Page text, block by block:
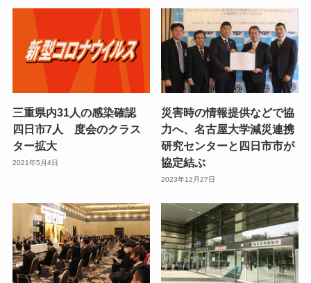
三重県内31人の感染確認
四日市7人 度会のクラス
ター拡大
2021年5月4日
災害時の情報提供などで協
力へ、名古屋大学減災連携
研究センターと四日市市が
協定結ぶ
2023年12月27日